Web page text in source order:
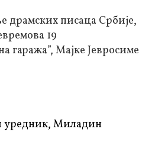
драмских писаца Србије,
19
гаража”, Мајке Јевросиме
уредник, Миладин